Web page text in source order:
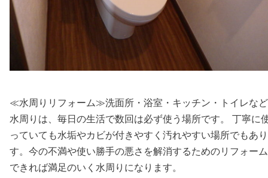
≪水周りリフォーム≫洗面所・浴室・キッチン・トイレな
水周りは、毎日の生活で数回は必ず使う場所です。 丁寧に
っていても水垢やカビが付きやすく汚れやすい場所でもあ
す。今の不満や使い勝手の悪さを解消するためのリフォー
できれば満足のいく水周りになります。